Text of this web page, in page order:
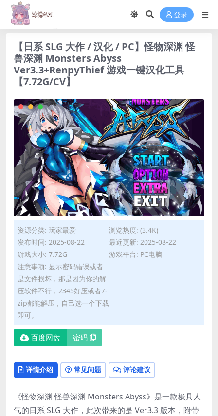
登录
【日系 SLG 大作 / 汉化 / PC】怪物深渊 怪
兽深渊 Monsters Abyss
Ver3.3+RenpyThief 游戏一键汉化工具
【7.72G/CV】
资源分类: 玩家最爱
浏览热度: (3.4K)
发布时间: 2025-08-22
最近更新: 2025-08-22
游戏大小: 7.72G
游戏平台: PC电脑
注意事项: 显示密码错误或者
是文件损坏，那是因为你的解
压软件不行，2345好压或者7-
zip都能解压，自己选一个下载
即可。
百度网盘 密码
详情介绍 常见问题 评论建议
《怪物深渊 怪兽深渊 Monsters Abyss》是一款极具人
气的日系 SLG 大作，此次带来的是 Ver3.3 版本，附带